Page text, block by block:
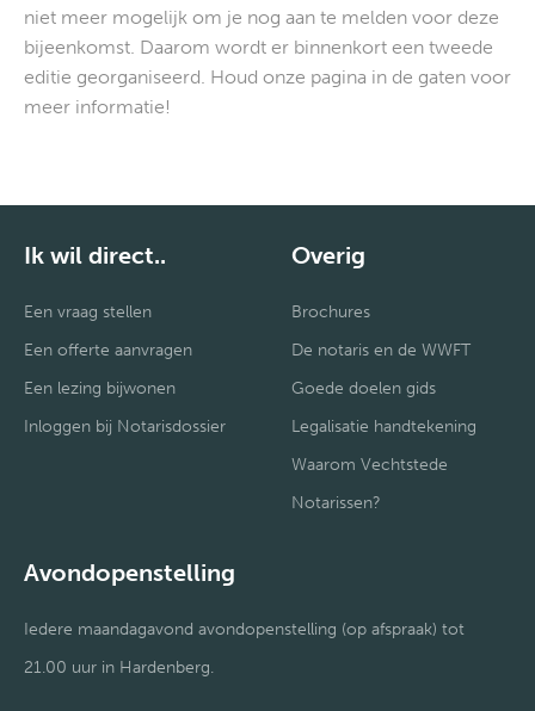
niet meer mogelijk om je nog aan te melden voor deze
bijeenkomst. Daarom wordt er binnenkort een tweede
editie georganiseerd. Houd onze pagina in de gaten voor
meer informatie!
Ik wil direct..
Een vraag stellen
Een offerte aanvragen
Een lezing bijwonen
Inloggen bij Notarisdossier
Overig
Brochures
De notaris en de WWFT
Goede doelen gids
Legalisatie handtekening
Waarom Vechtstede
Notarissen?
Avondopenstelling
Iedere maandagavond avondopenstelling (op afspraak) tot
21.00 uur in Hardenberg.